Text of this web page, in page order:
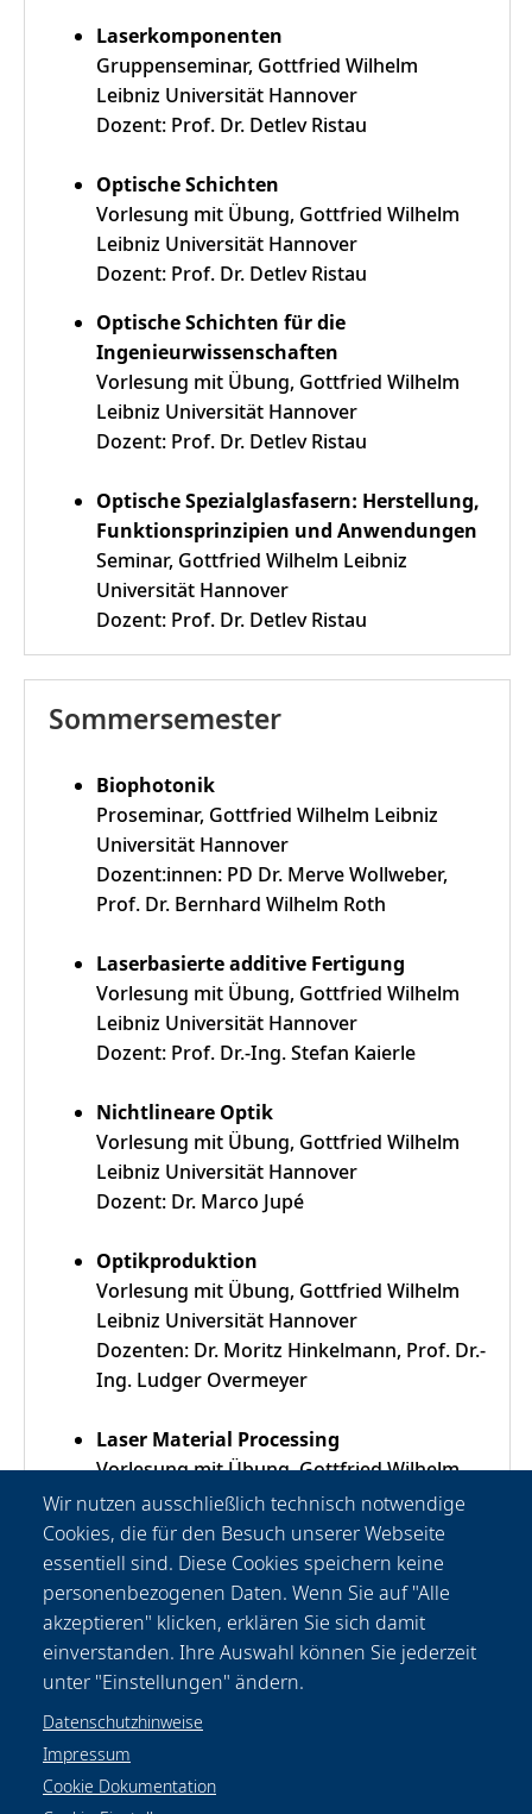
Laserkomponenten
Gruppenseminar, Gottfried Wilhelm
Leibniz Universität Hannover
Dozent: Prof. Dr. Detlev Ristau
Optische Schichten
Vorlesung mit Übung, Gottfried Wilhelm
Leibniz Universität Hannover
Dozent: Prof. Dr. Detlev Ristau
Optische Schichten für die
Ingenieurwissenschaften
Vorlesung mit Übung, Gottfried Wilhelm
Leibniz Universität Hannover
Dozent: Prof. Dr. Detlev Ristau
Optische Spezialglasfasern: Herstellung,
Funktionsprinzipien und Anwendungen
Seminar, Gottfried Wilhelm Leibniz
Universität Hannover
Dozent: Prof. Dr. Detlev Ristau
Sommersemester
Biophotonik
Proseminar, Gottfried Wilhelm Leibniz
Universität Hannover
Dozent:innen: PD Dr. Merve Wollweber,
Prof. Dr. Bernhard Wilhelm Roth
Laserbasierte additive Fertigung
Vorlesung mit Übung, Gottfried Wilhelm
Leibniz Universität Hannover
Dozent: Prof. Dr.-Ing. Stefan Kaierle
Nichtlineare Optik
Vorlesung mit Übung, Gottfried Wilhelm
Leibniz Universität Hannover
Dozent: Dr. Marco Jupé
Optikproduktion
Vorlesung mit Übung, Gottfried Wilhelm
Leibniz Universität Hannover
Dozenten: Dr. Moritz Hinkelmann, Prof. Dr.-
Ing. Ludger Overmeyer
Laser Material Processing
Vorlesung mit Übung, Gottfried Wilhelm
Leibniz Universität Hannover
Dozent: Prof. Dr.-Ing. Ludger Overmeyer
Wir nutzen ausschließlich technisch notwendige
Cookies, die für den Besuch unserer Webseite
essentiell sind. Diese Cookies speichern keine
personenbezogenen Daten. Wenn Sie auf "Alle
akzeptieren" klicken, erklären Sie sich damit
einverstanden. Ihre Auswahl können Sie jederzeit
unter "Einstellungen" ändern.
Datenschutzhinweise
Impressum
Cookie Dokumentation